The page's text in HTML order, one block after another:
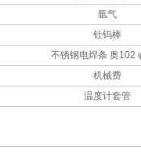
氩气
钍钨棒
不锈钢电焊条 奥102
机械费
温度计套管